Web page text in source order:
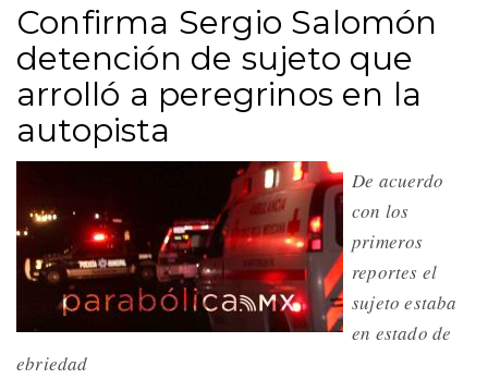
Confirma Sergio Salomón
detención de sujeto que
arrolló a peregrinos en la
autopista
De acuerdo
con los
primeros
reportes el
sujeto estaba
en estado de
ebriedad